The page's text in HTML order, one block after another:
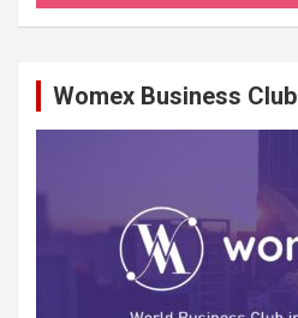
Womex Business Club